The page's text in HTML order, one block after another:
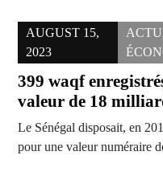
AUGUST 15,
2023
399 waqf
valeur de 18
Le Sénégal disposait, en
pour une valeur numéraire